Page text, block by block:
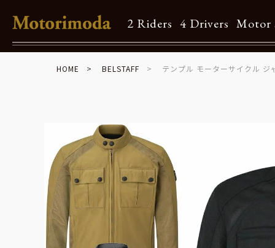
2 Riders 4 Drivers Motor
Shop Info
Brand
Brand list
Guide
HOME BELSTAFF テンプル モーターサイクル ジ